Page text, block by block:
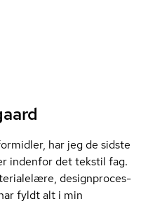
har jeg de sidste
indenfor det tekstil fag.
de­sign­pro­ces­
fyldt alt i min